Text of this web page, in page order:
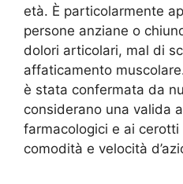
età. È particolarmente
persone anziane o
dolori articolari, mal di
affaticamento
è stata confermata da
considerano una valida
farmacologici e ai
comodità e velocità